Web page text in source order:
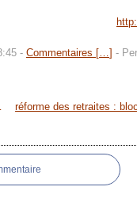
- Commentaires […] -
!